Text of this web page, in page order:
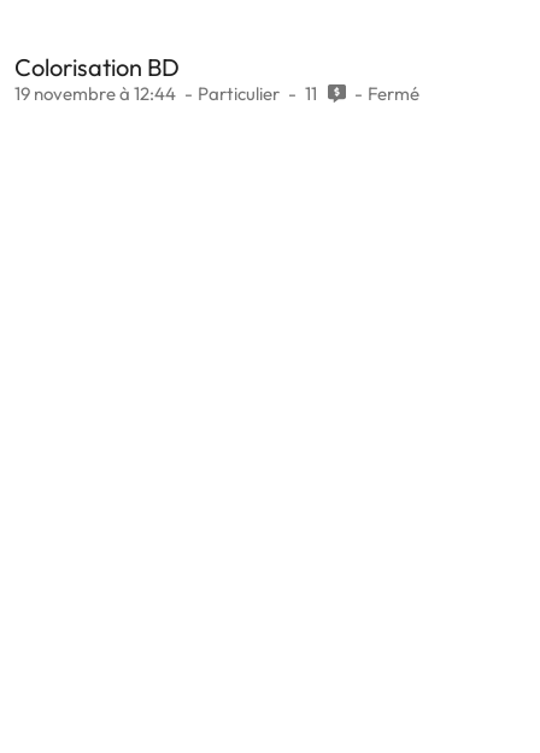
Colorisation BD
19 novembre à 12:44 Particulier 11 Fermé